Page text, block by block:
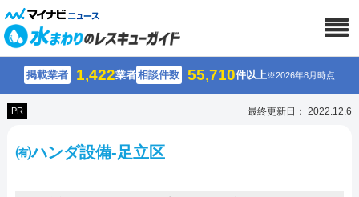
掲載業者 1,422業者相談件数 55,710件以上※2026年8月時点
PR 最終更新日： 2022.12.6
㈲ハンダ設備-足立区